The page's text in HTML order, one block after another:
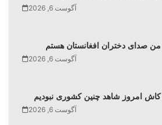
آگوست 6, 2026
من صدای دختران افغانستان هستم
آگوست 6, 2026
کاش امروز شاهد چنین کشوری نبودیم
آگوست 6, 2026